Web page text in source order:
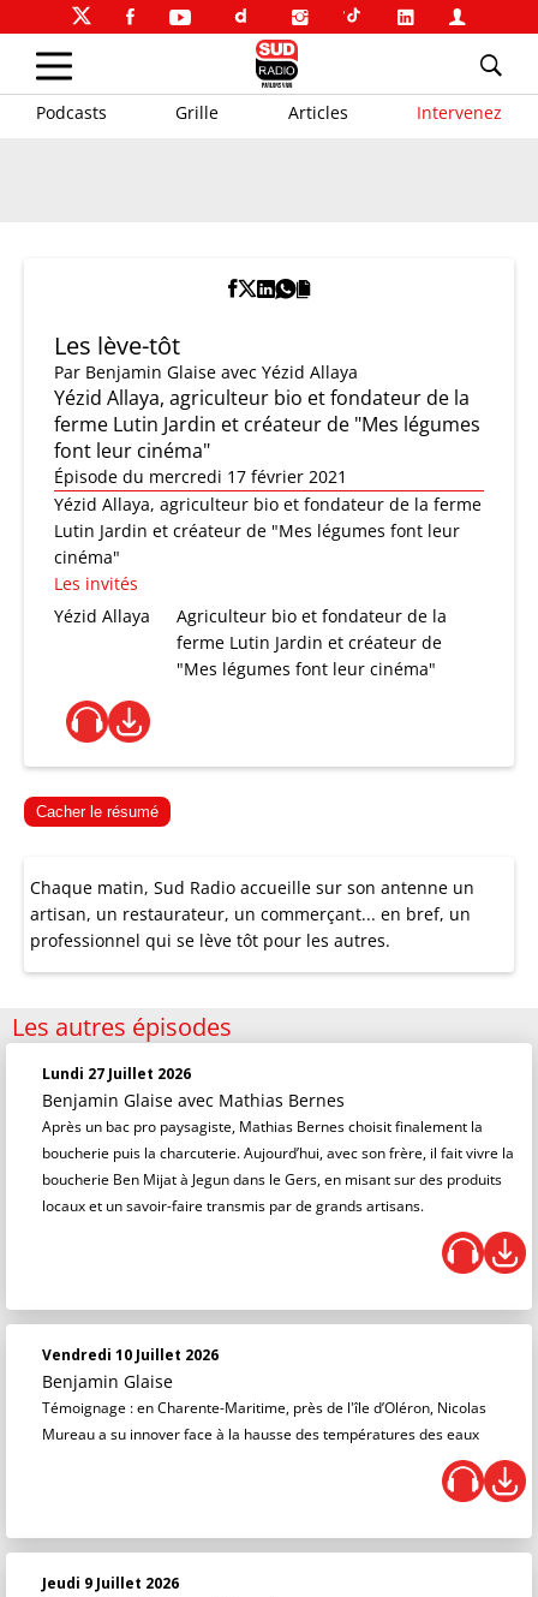
Podcasts Grille Articles Intervenez
Les lève-tôt
Par Benjamin Glaise avec Yézid Allaya
Yézid Allaya, agriculteur bio et fondateur de la
ferme Lutin Jardin et créateur de "Mes légumes
font leur cinéma"
Épisode du mercredi 17 février 2021
Yézid Allaya, agriculteur bio et fondateur de la ferme
Lutin Jardin et créateur de "Mes légumes font leur
cinéma"
Les invités
Yézid Allaya
Agriculteur bio et fondateur de la
ferme Lutin Jardin et créateur de
"Mes légumes font leur cinéma"
Cacher le résumé
Chaque matin, Sud Radio accueille sur son antenne un
artisan, un restaurateur, un commerçant... en bref, un
professionnel qui se lève tôt pour les autres.
Les autres épisodes
Lundi 27 Juillet 2026
Benjamin Glaise avec Mathias Bernes
Après un bac pro paysagiste, Mathias Bernes choisit finalement la
boucherie puis la charcuterie. Aujourd’hui, avec son frère, il fait vivre la
boucherie Ben Mijat à Jegun dans le Gers, en misant sur des produits
locaux et un savoir-faire transmis par de grands artisans.
Vendredi 10 Juillet 2026
Benjamin Glaise
Témoignage : en Charente-Maritime, près de l'île d’Oléron, Nicolas
Mureau a su innover face à la hausse des températures des eaux
Jeudi 9 Juillet 2026